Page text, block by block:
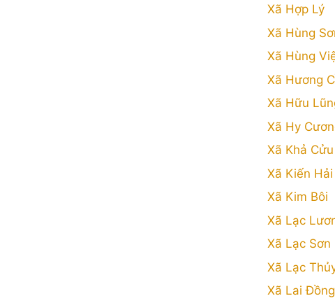
Xã Hợp Lý
Xã Hùng
Xã Hùng
Xã Hương
Xã Hữu
Xã Hy
Xã Khả Cửu
Xã Kiến Hải
Xã Kim Bôi
Xã Lạc
Xã Lạc Sơn
Xã Lạc
Xã Lai Đồng